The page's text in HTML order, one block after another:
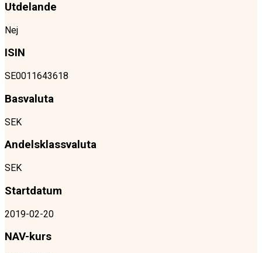
Utdelande
Nej
ISIN
SE0011643618
Basvaluta
SEK
Andelsklassvaluta
SEK
Startdatum
2019-02-20
NAV-kurs